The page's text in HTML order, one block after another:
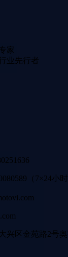
家
业先行者
（7×24小
兴区金苑路2号